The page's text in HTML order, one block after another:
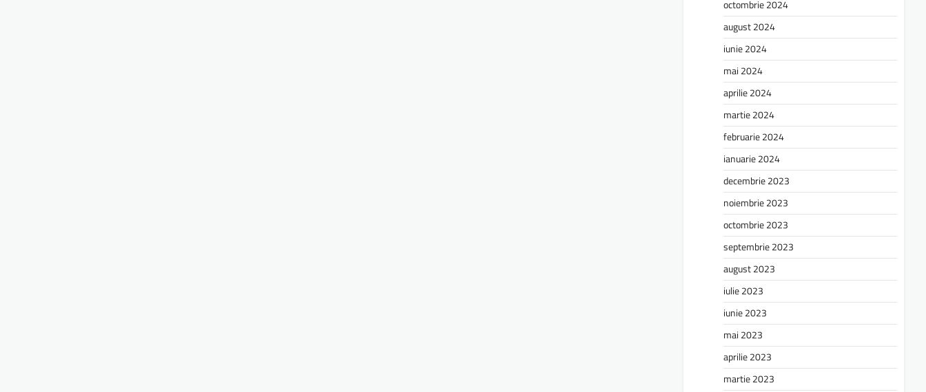
octombrie 2024
august 2024
iunie 2024
mai 2024
aprilie 2024
martie 2024
februarie 2024
ianuarie 2024
decembrie 2023
noiembrie 2023
octombrie 2023
septembrie 2023
august 2023
iulie 2023
iunie 2023
mai 2023
aprilie 2023
martie 2023